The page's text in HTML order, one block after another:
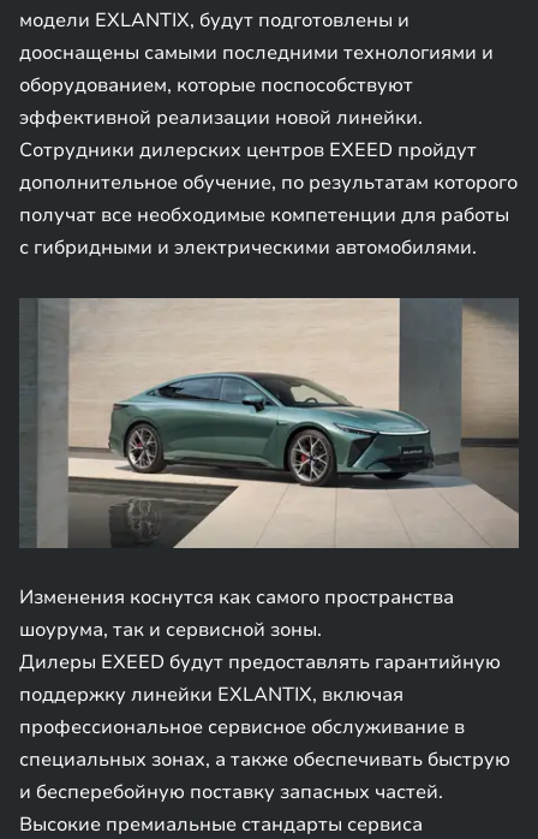
модели EXLANTIX, будут подготовлены и
дооснащены самыми последними технологиями и
оборудованием, которые поспособствуют
эффективной реализации новой линейки.
Сотрудники дилерских центров EXEED пройдут
дополнительное обучение, по результатам которого
получат все необходимые компетенции для работы
с гибридными и электрическими автомобилями.
Изменения коснутся как самого пространства
шоурума, так и сервисной зоны.
Дилеры EXEED будут предоставлять гарантийную
поддержку линейки EXLANTIX, включая
профессиональное сервисное обслуживание в
специальных зонах, а также обеспечивать быструю
и бесперебойную поставку запасных частей.
Высокие премиальные стандарты сервиса